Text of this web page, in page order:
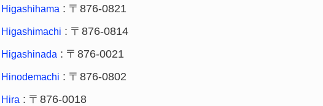
Higashihama : 〒876-0821
Higashimachi : 〒876-0814
Higashinada : 〒876-0021
Hinodemachi : 〒876-0802
Hira : 〒876-0018